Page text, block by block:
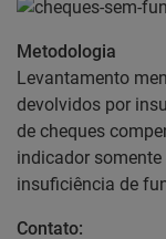
Metodologia
Levantamento
devolvidos por
de cheques
indicador
insuficiência de
Contato: